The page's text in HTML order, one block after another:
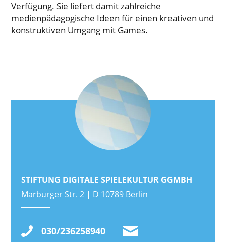
Verfügung. Sie liefert damit zahlreiche
medienpädagogische Ideen für einen kreativen und
konstruktiven Umgang mit Games.
STIFTUNG DIGITALE SPIELEKULTUR GGMBH
Marburger Str. 2 | D 10789 Berlin
030/236258940